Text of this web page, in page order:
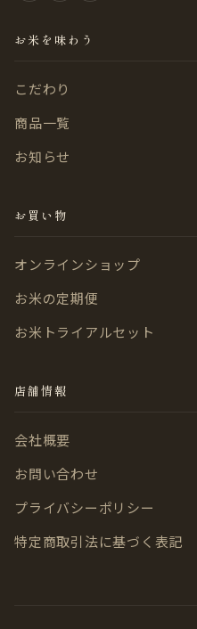
お米を味わう
こだわり
商品一覧
お知らせ
お買い物
オンラインショップ
お米の定期便
お米トライアルセット
店舗情報
会社概要
お問い合わせ
プライバシーポリシー
特定商取引法に基づく表記